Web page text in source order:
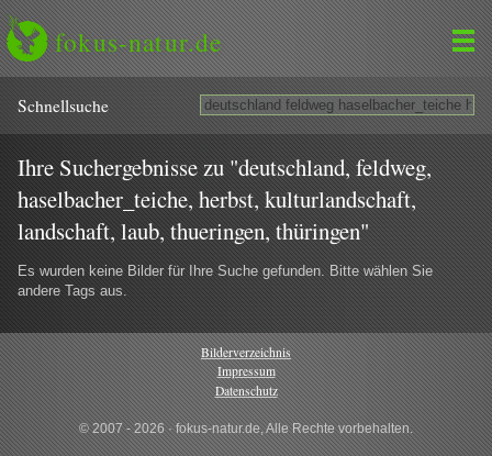
fokus-natur.de
Schnell­suche
Ihre Suchergebnisse zu "deutschland, feldweg,
haselbacher_teiche, herbst, kulturlandschaft,
landschaft, laub, thueringen, thüringen"
Es wurden keine Bilder für Ihre Suche gefunden. Bitte wählen Sie
andere Tags aus.
Bilderverzeichnis
Impressum
Datenschutz
© 2007 - 2026 · fokus-natur.de, Alle Rechte vorbehalten.